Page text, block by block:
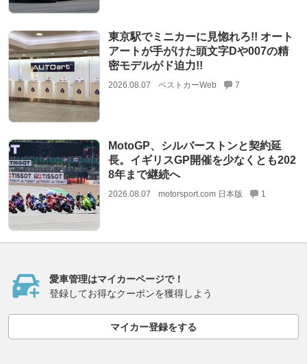
東京駅でミニカーに見惚れろ!! オート
アートが手がけた頭文字Dや007の精
密モデルがド迫力!!
2026.08.07 ベストカーWeb 7
MotoGP、シルバーストンと契約延
長。イギリスGP開催を少なくとも202
8年まで継続へ
2026.08.07 motorsport.com 日本版 1
愛車管理はマイカーページで！
登録してお得なクーポンを獲得しよう
マイカー登録をする